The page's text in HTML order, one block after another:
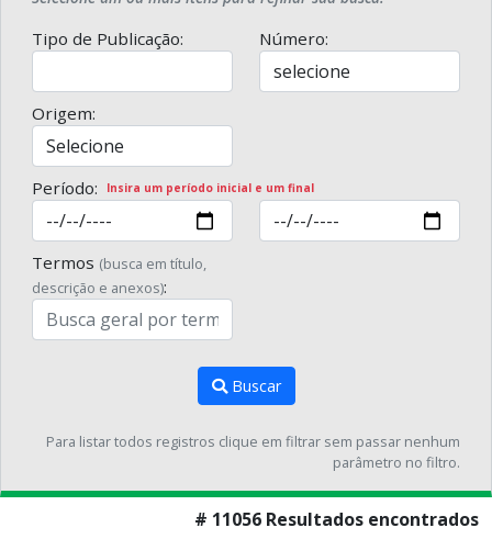
Tipo de Publicação: Número:
Origem:
Período: Insira um período inicial e um final
Termos (busca em título,
descrição e anexos):
Buscar
Para listar todos registros clique em filtrar sem passar nenhum
parâmetro no filtro.
# 11056 Resultados encontrados